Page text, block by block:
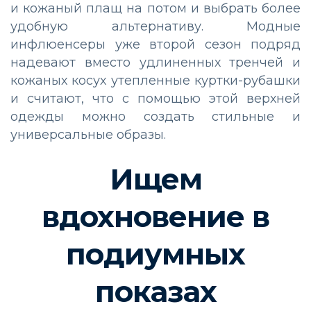
и кожаный плащ на потом и выбрать более
удобную альтернативу. Модные
инфлюенсеры уже второй сезон подряд
надевают вместо удлиненных тренчей и
кожаных косух утепленные куртки-рубашки
и считают, что с помощью этой верхней
одежды можно создать стильные и
универсальные образы.
Ищем
вдохновение в
подиумных
показах